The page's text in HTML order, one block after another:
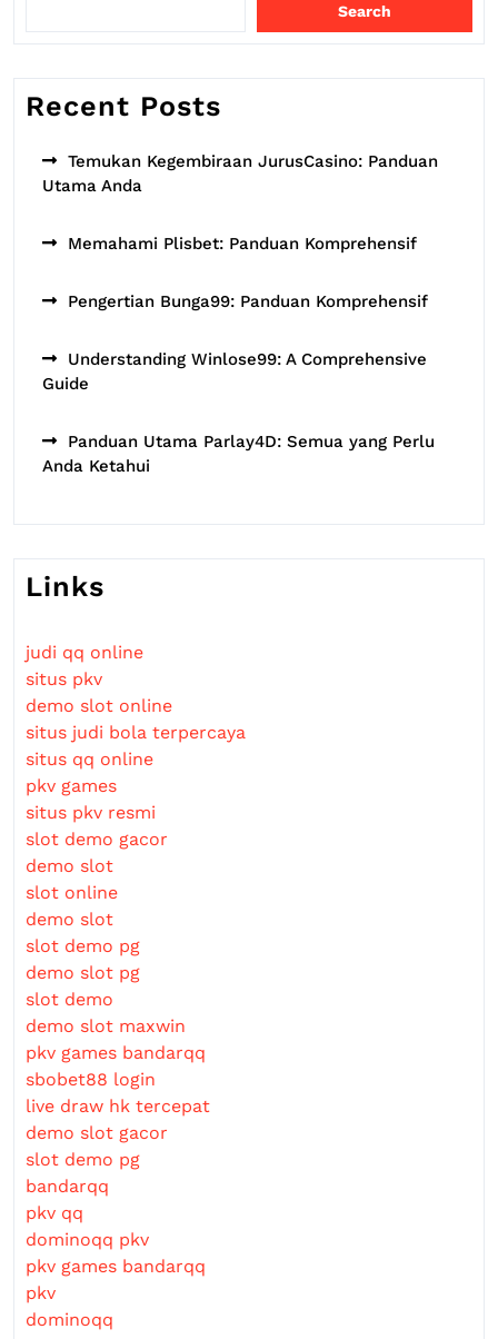
Search
Recent Posts
Temukan Kegembiraan JurusCasino: Panduan
Utama Anda
Memahami Plisbet: Panduan Komprehensif
Pengertian Bunga99: Panduan Komprehensif
Understanding Winlose99: A Comprehensive
Guide
Panduan Utama Parlay4D: Semua yang Perlu
Anda Ketahui
Links
judi qq online
situs pkv
demo slot online
situs judi bola terpercaya
situs qq online
pkv games
situs pkv resmi
slot demo gacor
demo slot
slot online
demo slot
slot demo pg
demo slot pg
slot demo
demo slot maxwin
pkv games bandarqq
sbobet88 login
live draw hk tercepat
demo slot gacor
slot demo pg
bandarqq
pkv qq
dominoqq pkv
pkv games bandarqq
pkv
dominoqq